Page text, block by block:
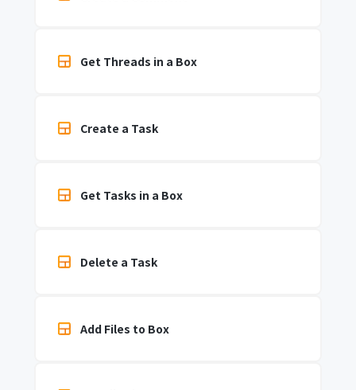
Get Threads in a Box
Create a Task
Get Tasks in a Box
Delete a Task
Add Files to Box